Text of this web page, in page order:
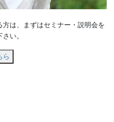
方は、まずはセミナー・説明会を
い。
ら